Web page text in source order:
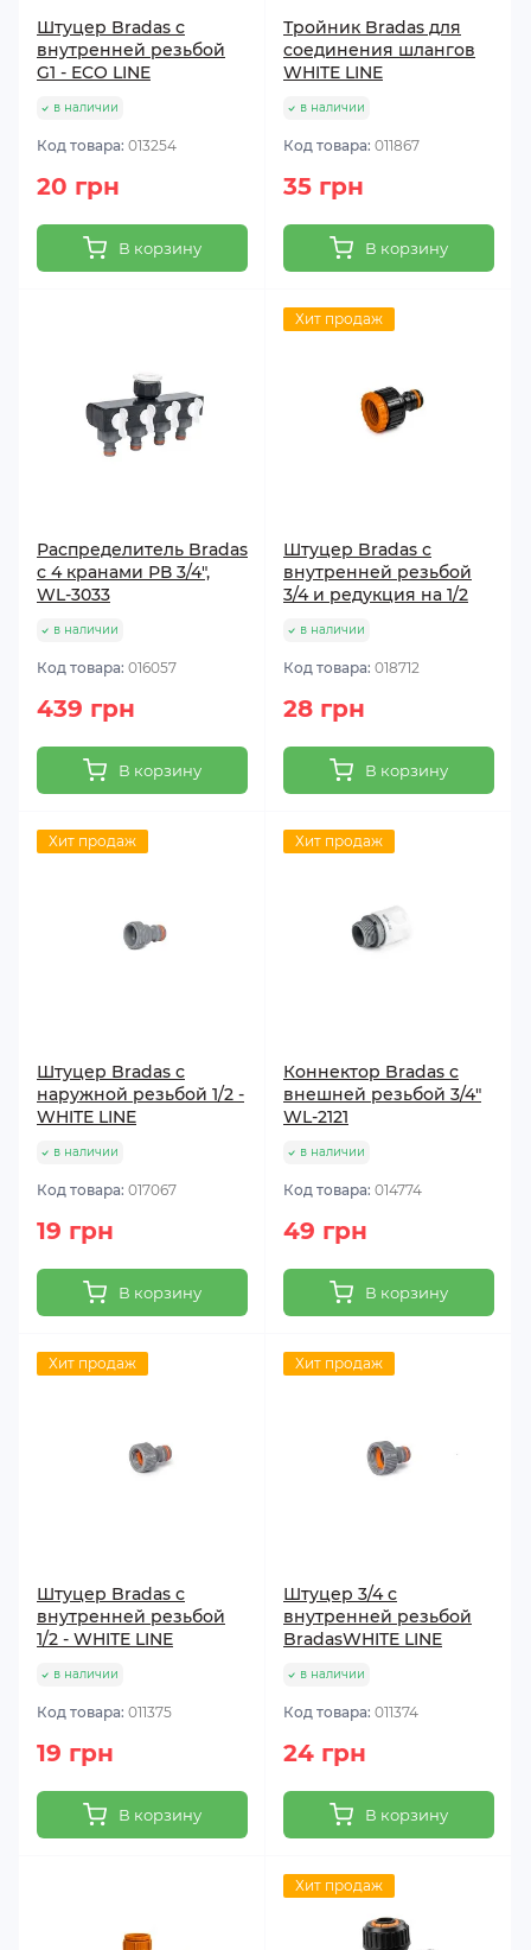
Штуцер Bradas с
внутренней резьбой
G1 - ECO LINE
в наличии
Код товара: 013254
20 грн
В корзину
Тройник Bradas для
соединения шлангов
WHITE LINE
в наличии
Код товара: 011867
35 грн
В корзину
Распределитель Bradas
с 4 кранами РВ 3/4",
WL-3033
в наличии
Код товара: 016057
439 грн
В корзину
Хит продаж
Штуцер Bradas с
внутренней резьбой
3/4 и редукция на 1/2
в наличии
Код товара: 018712
28 грн
В корзину
Хит продаж
Штуцер Bradas с
наружной резьбой 1/2 -
WHITE LINE
в наличии
Код товара: 017067
19 грн
В корзину
Хит продаж
Коннектор Bradas с
внешней резьбой 3/4"
WL-2121
в наличии
Код товара: 014774
49 грн
В корзину
Хит продаж
Штуцер Bradas с
внутренней резьбой
1/2 - WHITE LINE
в наличии
Код товара: 011375
19 грн
В корзину
Хит продаж
Штуцер 3/4 с
внутренней резьбой
BradasWHITE LINE
в наличии
Код товара: 011374
24 грн
В корзину
Хит продаж